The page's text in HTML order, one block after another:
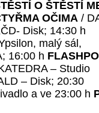
O ŠTĚSTÍ
OČIMA /
Disk; 14:30 h
malý sál,
16:00 h
– Studio
– Disk; 20:30
a ve 23:00 h